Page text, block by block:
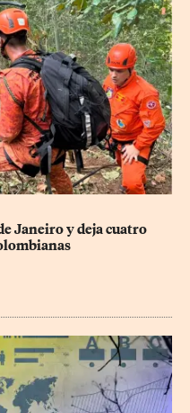
Janeiro y deja cuatro